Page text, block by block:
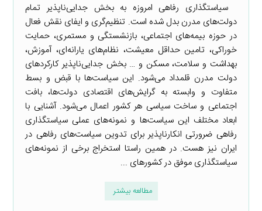
سیاستگذاری رفاهی امروزه به بخش جدایی‌ناپذیر تمام
دولت‌های مدرن بدل شده است. تنظیم‌گری و ایفای نقش فعال
در حوزه بیمه‌های اجتماعی، بازنشستگی و مستمری، حمایت
خوراکی، تامین حداقل معیشت، نظام‌های یارانه‌ای، آموزش،
بهداشت و سلامت، مسکن و … بخش جدایی‌ناپذیر کارکردهای
دولت مدرن قلمداد می‌شود. این سیاست‌ها با قبض و بسط
متفاوت و وابسته به گرایش‌های اقتصادی دولت‌ها، بافت
اجتماعی و ساخت سیاسی هر کشور اعمال می‌شود. آشنایی با
ابعاد مختلف این سیاست‌ها و نمونه‌های عملی سیاستگذاری
رفاهی ضرورتی انکارناپذیر برای تدوین سیاست‌های رفاهی در
ایران نیز هست. در همین راستا استخراج برخی از نمونه‌های
سیاستگذاری موفق در کشورهای ...
مطالعه بیشتر